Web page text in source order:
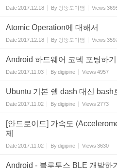
Date2017.12.18 By 엉뚱도마뱀 Views
Atomic Operation에 대해서
Date2017.12.18 By 엉뚱도마뱀 Views
Android 하드웨어 코덱 포팅하
Date2017.11.03 Bydigipine Views 4957
Ubuntu 기본 쉘 dash 대신 bash
Date2017.11.02 Bydigipine Views 2773
[안드로이드] 가속도
제
Date2017.11.02 Bydigipine Views 3630
Android - 블루투스 BLE 개발하기